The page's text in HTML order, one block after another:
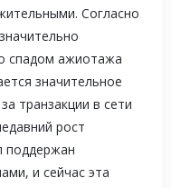
Согласно
спадом ажиотажа
значительное
транзакции в сети
рост
поддержан
и сейчас эта